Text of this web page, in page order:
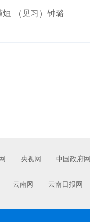
（见习）钟璐
央视网 中国政府网
云南网 云南日报网